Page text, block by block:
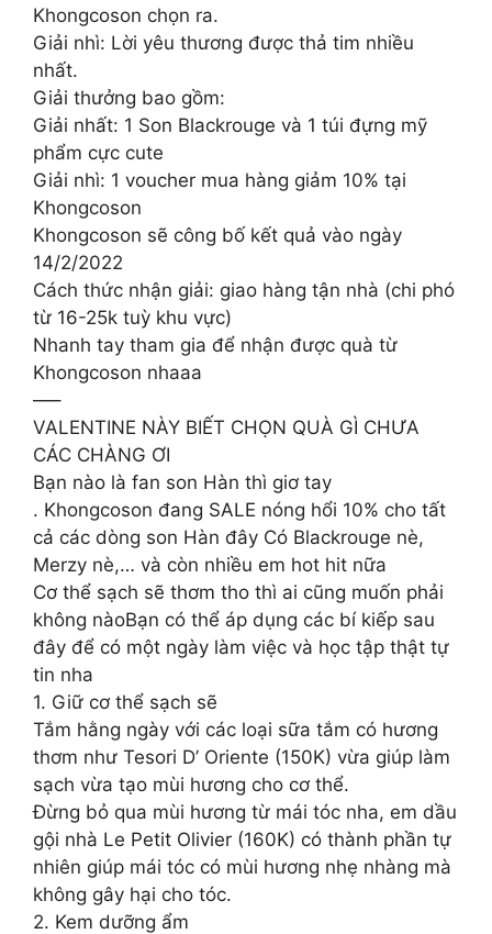
Khongcoson chọn ra.
Giải nhì: Lời yêu thương được thả tim nhiều
nhất.
Giải thưởng bao gồm:
Giải nhất: 1 Son Blackrouge và 1 túi đựng mỹ
phẩm cực cute
Giải nhì: 1 voucher mua hàng giảm 10% tại
Khongcoson
Khongcoson sẽ công bố kết quả vào ngày
14/2/2022
Cách thức nhận giải: giao hàng tận nhà (chi phó
từ 16-25k tuỳ khu vực)
Nhanh tay tham gia để nhận được quà từ
Khongcoson nhaaa
—–
VALENTINE NÀY BIẾT CHỌN QUÀ GÌ CHƯA
CÁC CHÀNG ƠI
Bạn nào là fan son Hàn thì giơ tay
. Khongcoson đang SALE nóng hổi 10% cho tất
cả các dòng son Hàn đây Có Blackrouge nè,
Merzy nè,… và còn nhiều em hot hit nữa
Cơ thể sạch sẽ thơm tho thì ai cũng muốn phải
không nàoBạn có thể áp dụng các bí kiếp sau
đây để có một ngày làm việc và học tập thật tự
tin nha
1. Giữ cơ thể sạch sẽ
Tắm hằng ngày với các loại sữa tắm có hương
thơm như Tesori D’ Oriente (150K) vừa giúp làm
sạch vừa tạo mùi hương cho cơ thể.
Đừng bỏ qua mùi hương từ mái tóc nha, em dầu
gội nhà Le Petit Olivier (160K) có thành phần tự
nhiên giúp mái tóc có mùi hương nhẹ nhàng mà
không gây hại cho tóc.
2. Kem dưỡng ẩm